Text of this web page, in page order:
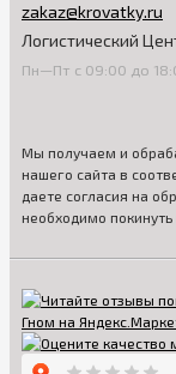
zakaz@krovatky.ru
Логистический
Пн—Пт с 09:00 до
Мы получаем и
нашего сайта в
даете согласия на
необходимо